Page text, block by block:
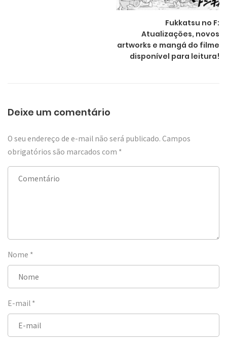
Fukkatsu no F:
Atualizações, novos
artworks e mangá do filme
disponível para leitura!
Deixe um comentário
O seu endereço de e-mail não será publicado. Campos
obrigatórios são marcados com *
Nome *
E-mail *